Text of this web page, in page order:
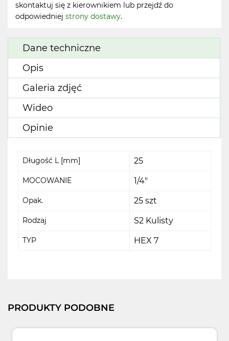
skontaktuj się z kierownikiem lub przejdź do
odpowiedniej strony dostawy.
Dane techniczne
Opis
Galeria zdjęć
Wideo
Opinie
Długość L [mm] 25
MOCOWANIE 1/4"
Opak. 25 szt
Rodzaj S2 Kulisty
TYP HEX 7
PRODUKTY PODOBNE